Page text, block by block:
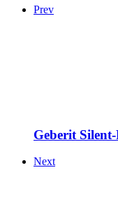
Prev
Geberit
Next